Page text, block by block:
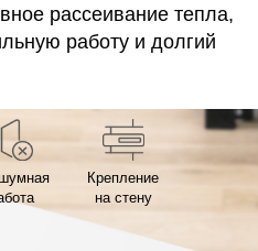
рассеивание тепла,
работу и долгий
Крепление
на стену